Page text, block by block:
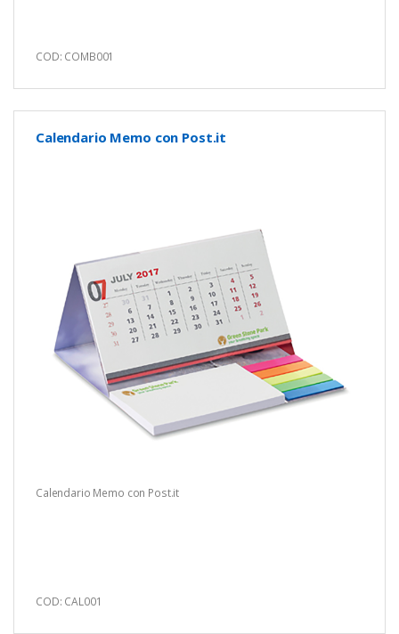
COD: COMB001
Calendario Memo con Post.it
Calendario Memo con Post.it
COD: CAL001